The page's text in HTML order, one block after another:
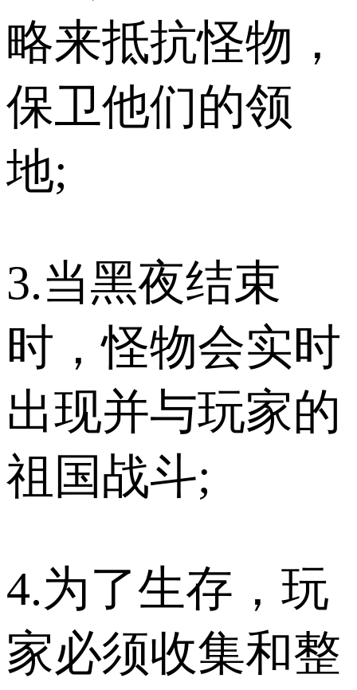
略来抵抗怪物，
保卫他们的领
地;
3.当黑夜结束
时，怪物会实时
出现并与玩家的
祖国战斗;
4.为了生存，玩
家必须收集和整